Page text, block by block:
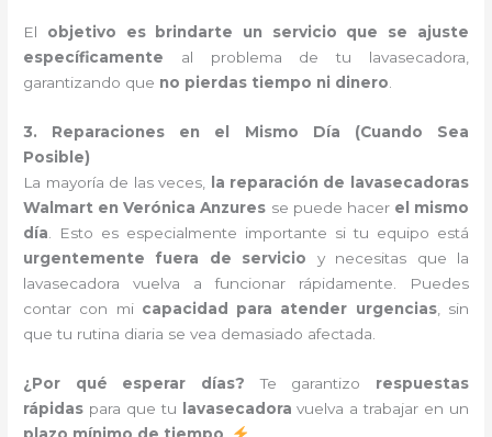
El objetivo es brindarte un servicio que se ajuste
específicamente al problema de tu lavasecadora,
garantizando que no pierdas tiempo ni dinero
3. Reparaciones en el Mismo Día (Cuando Sea
Posible)
La mayoría de las veces,
la reparación de lavasecadoras
Walmart en Verónica Anzures se puede hacer el mismo
día . Esto es especialmente importante si tu equipo está
urgentemente fuera de servicio y necesitas que la
lavasecadora vuelva a funcionar rápidamente. Puedes
contar con mi capacidad para atender urgencias, sin
que tu rutina diaria se vea demasiado afectada.
¿Por qué esperar días? Te garantizo respuestas
rápidas para que tu lavasecadora vuelva a trabajar en un